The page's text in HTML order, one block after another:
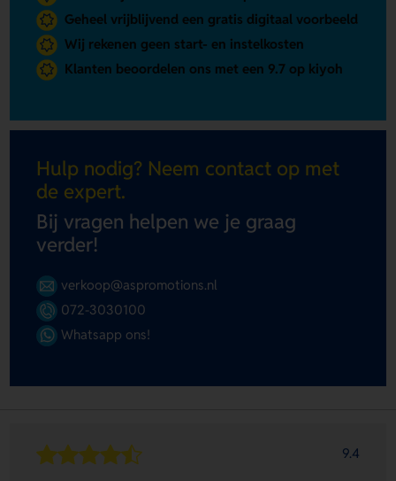
Geheel vrijblijvend een gratis digitaal voorbeeld
Wij rekenen geen start- en instelkosten
Klanten beoordelen ons met een 9.7 op kiyoh
Hulp nodig? Neem contact op met
de expert.
Bij vragen helpen we je graag
verder!
verkoop@aspromotions.nl
072-3030100
Whatsapp ons!
9.4